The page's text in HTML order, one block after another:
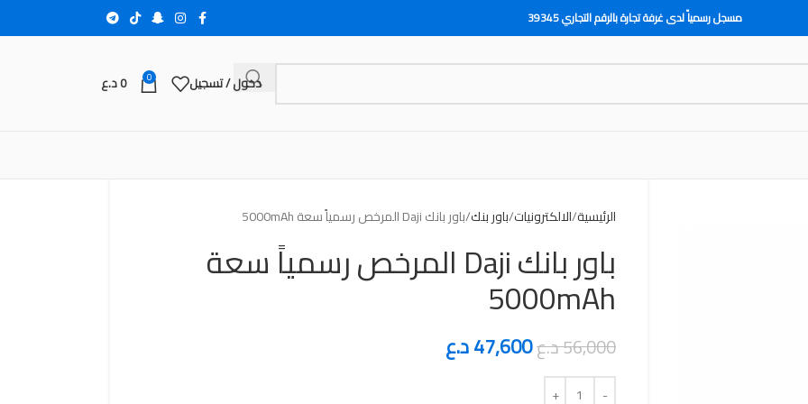
مسجل رسمياً لدى غرفة تجارة بالرقم التجاري 39345
دخول / تسجيل 0
0د.ع
الرئيسية الالكترونيات باور بنك باور بانك Daji المرخص رسمياً سعة 5000mAh
باور بانك Daji المرخص رسمياً سعة
5000mAh
56,000د.ع47,600د.ع